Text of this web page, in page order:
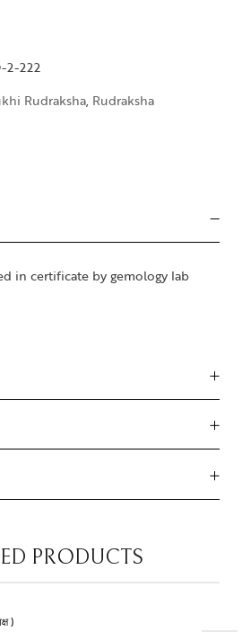
2-222
Rudraksha, Rudraksha
in certificate by gemology lab
PRODUCTS
)